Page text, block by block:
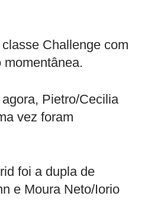
Challenge com
Pietro/Cecilia
vez foram
foi a dupla de
e Moura Neto/Iorio